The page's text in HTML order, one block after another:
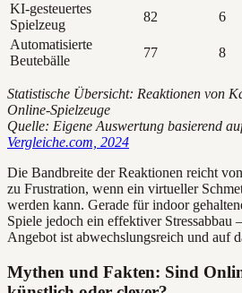
KI-gesteuertes
Spielzeug
82 6
Automatisierte
Beutebälle
77 8
Statistische Übersicht: Reaktionen von
Online-Spielzeuge
Quelle: Eigene Auswertung basierend
Vergleiche.com, 2024
Die Bandbreite der Reaktionen reicht
zu Frustration, wenn ein virtueller
werden kann. Gerade für indoor
Spiele jedoch ein effektiver Stressabbau
Angebot ist abwechslungsreich und auf
Mythen und Fakten: Sind